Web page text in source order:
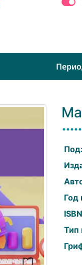
Год
Тип